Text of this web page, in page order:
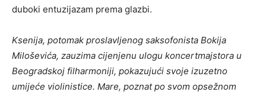
duboki entuzijazam prema glazbi.
Ksenija, potomak proslavljenog saksofonista Bokija
Miloševića, zauzima cijenjenu ulogu koncertmajstora u
Beogradskoj filharmoniji, pokazujući svoje izuzetno
umijeće violinistice. Mare, poznat po svom opsežnom